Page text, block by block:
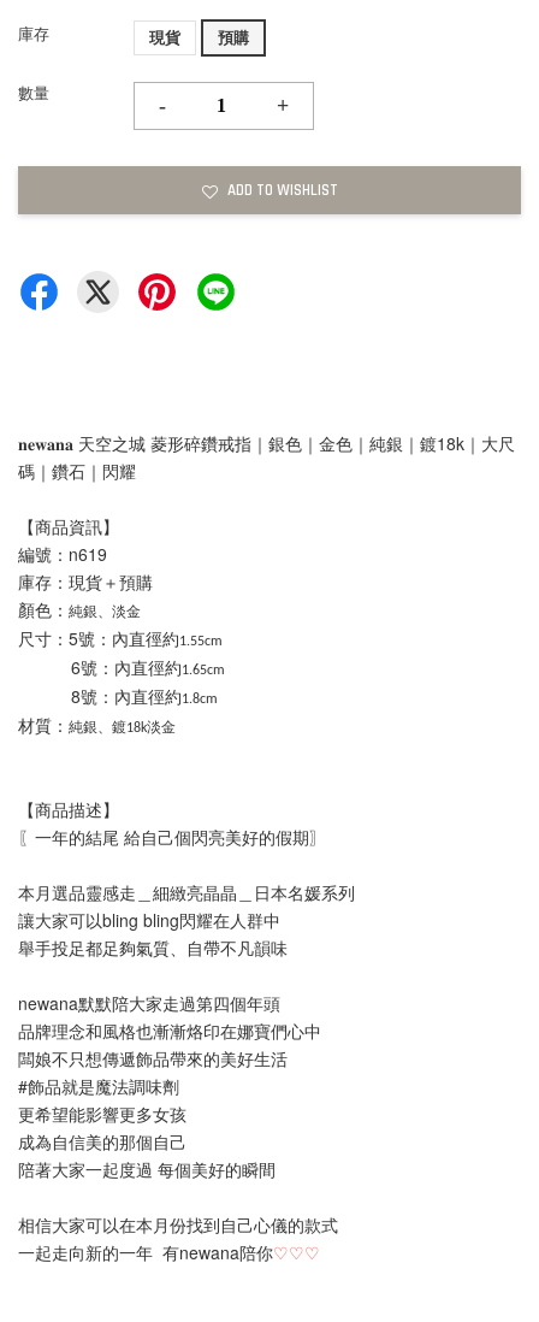
庫存 現貨 預購
數量
- +
ADD TO WISHLIST
𝐧𝐞𝐰𝐚𝐧𝐚 天空之城 菱形碎鑽戒指｜銀色｜金色｜純銀｜鍍18k｜大尺
碼｜鑽石｜閃耀
【商品資訊】
編號：n619
庫存：現貨＋預購
顏色： 純銀、淡金
尺寸：5號：內直徑約1.55cm
           6號：內直徑約
1.65cm
           8號：內直徑約
1.8cm
材質： 純銀、鍍18k淡金
【商品描述】
〖一年的結尾 給自己個閃亮美好的假期〗
本月選品靈感走＿細緻亮晶晶＿日本名媛系列
讓大家可以bling bling閃耀在人群中
舉手投足都足夠氣質、自帶不凡韻味
newana默默陪大家走過第四個年頭
品牌理念和風格也漸漸烙印在娜寶們心中
闆娘不只想傳遞飾品帶來的美好生活
#飾品就是魔法調味劑
更希望能影響更多女孩
成為自信美的那個自己
陪著大家一起度過 每個美好的瞬間
相信大家可以在本月份找到自己心儀的款式
一起走向新的一年  有newana陪你♡♡♡